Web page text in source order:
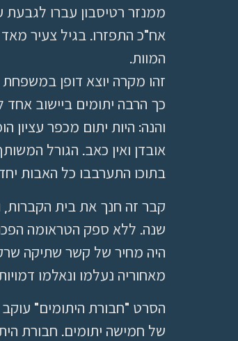
ממנזר רטיסבון עברו לגבעת
המוות.
זהו מקרה יוצא דופן
כך הרבה יתומים ביישוב
והנה: היות יתום מכפר
אובדן ואין כאב. הגורל
בתוכו התערבבו כל האבות
שנה. ללא ספק הטראומה
היה מחיר של קשר שתיקה
מאחוריה נעלמו ונאלמו
הסרט "חבורת היתומים"